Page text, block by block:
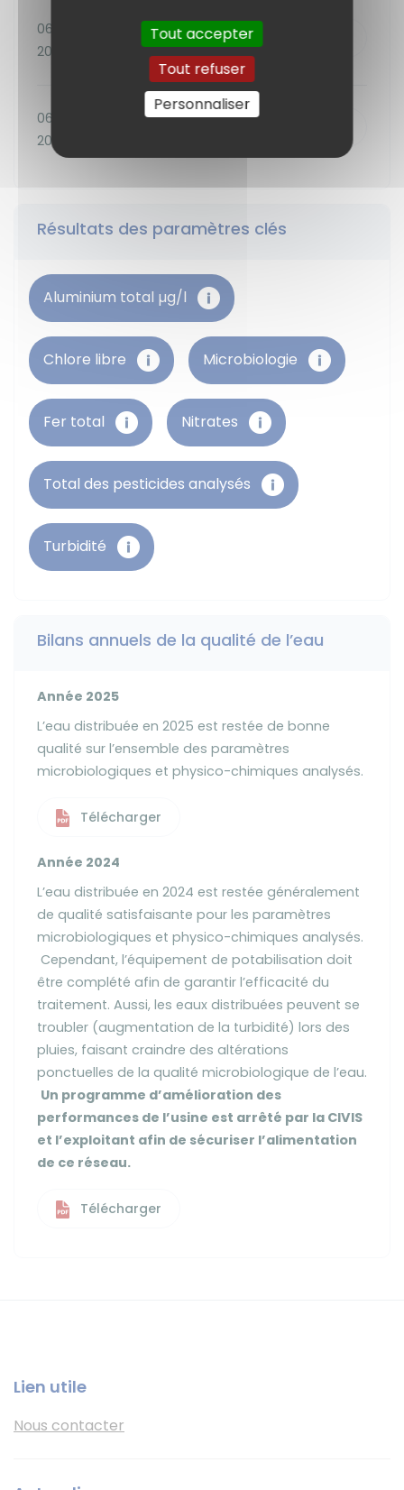
06 oct.
2025
06 août
2025
Résultats des paramètres clés
Aluminium total µg/l
Aluminium total µg/l
Chlore libre
Chlore libre
Microbiologie - ECOLI
Microbiologie - STRF
Microbiologie
FER TOTAL
Fer total
Nitrates
Nitrates
TOTAL DES PESTICIDES ANALYSÉS
Total des pesticides analysés
TURBIDITÉ
Turbidité
Bilans annuels de la qualité de l’eau
Année 2025
L’eau distribuée en 2025 est restée de bonne
qualité sur l’ensemble des paramètres
microbiologiques et physico-chimiques analysés.
Télécharger
Année 2024
L’eau distribuée en 2024 est restée généralement
de qualité satisfaisante pour les paramètres
microbiologiques et physico-chimiques analysés.
Cependant, l’équipement de potabilisation doit
être complété afin de garantir l’efficacité du
traitement. Aussi, les eaux distribuées peuvent se
troubler (augmentation de la turbidité) lors des
pluies, faisant craindre des altérations
ponctuelles de la qualité microbiologique de l’eau.
Un programme d’amélioration des
performances de l’usine est arrêté par la CIVIS
et l’exploitant afin de sécuriser l’alimentation
de ce réseau.
Télécharger
Lien utile
Nous contacter
Tout accepter
Tout refuser
Personnaliser